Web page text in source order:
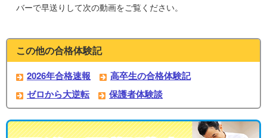
バーで早送りして次の動画をご覧ください。
この他の合格体験記
2026年合格速報
高卒生の合格体験記
ゼロから大逆転
保護者体験談